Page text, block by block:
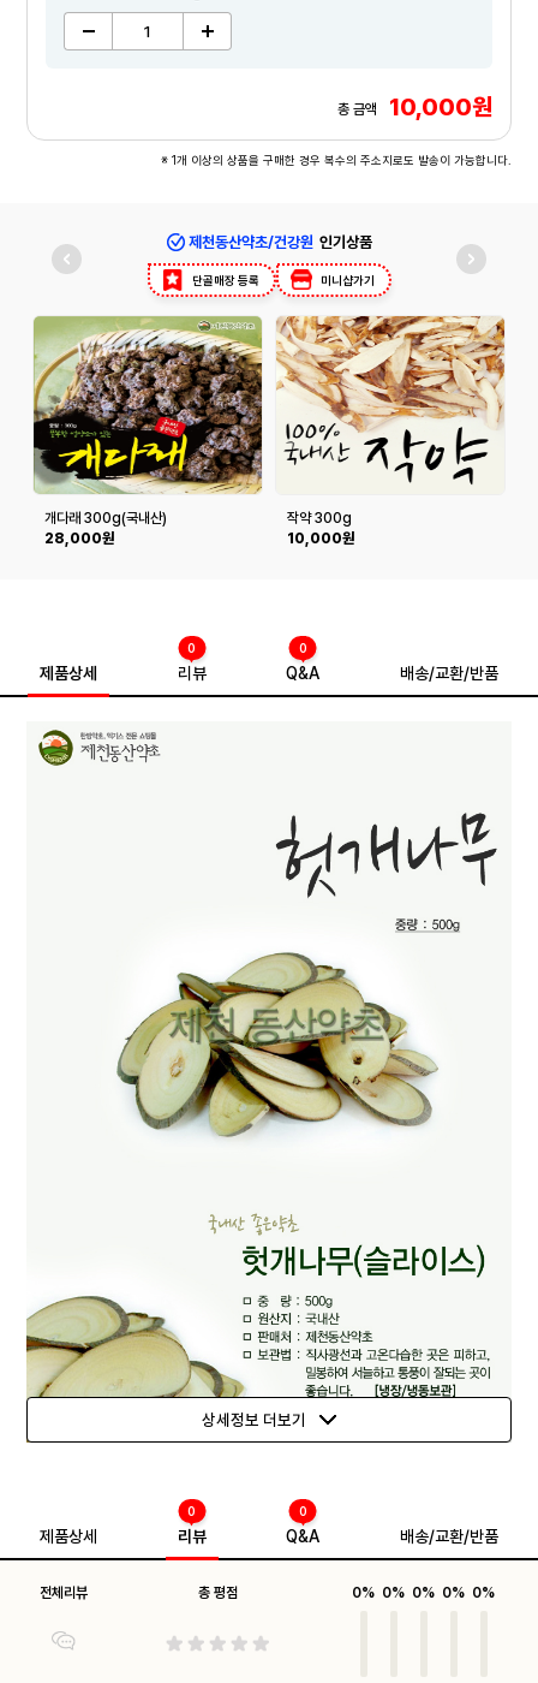
총 금액 10,000원
※ 1개 이상의 상품을 구매한 경우 복수의 주소지로도 발송이 가능합니다.
제천동산약초/건강원 인기상품
단골매장 등록 미니샵가기
개다래 300g(국내산)
28,000원
작약 300g
10,000원
제품상세 리뷰
0
Q&A
0
배송/교환/반품
상세정보 더보기
제품상세 리뷰
0
Q&A
0
배송/교환/반품
전체리뷰 총 평점 0% 0% 0% 0% 0%